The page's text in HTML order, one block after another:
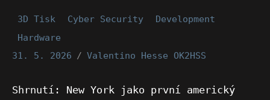
3D Tisk Cyber Security
Development
Hardware
31. 5. 2026
Valentino Hesse OK2HSS
Shrnutí: New York jako první americký